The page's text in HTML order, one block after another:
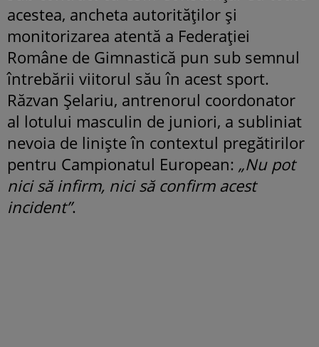
acestea, ancheta autorităților și
monitorizarea atentă a Federației
Române de Gimnastică pun sub semnul
întrebării viitorul său în acest sport.
Răzvan Șelariu, antrenorul coordonator
al lotului masculin de juniori, a subliniat
nevoia de liniște în contextul pregătirilor
pentru Campionatul European: „Nu pot
nici să infirm, nici să confirm acest
incident”.